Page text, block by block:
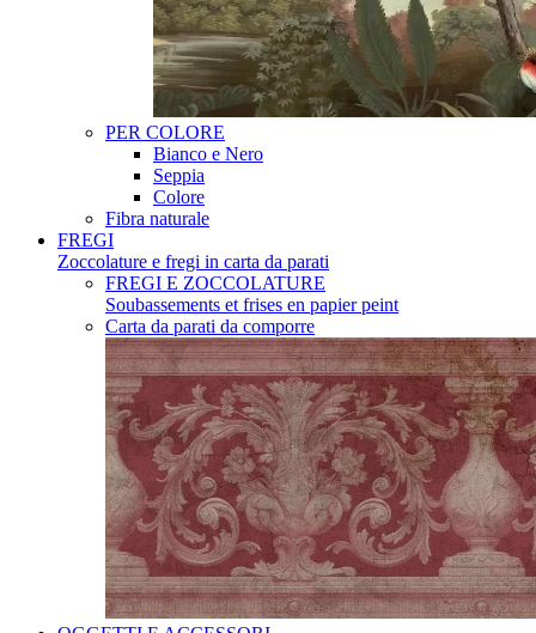
PER COLORE
Bianco e Nero
Seppia
Colore
Fibra naturale
FREGI
Zoccolature e fregi in carta da parati
FREGI E ZOCCOLATURE
Soubassements et frises en papier peint
Carta da parati da comporre